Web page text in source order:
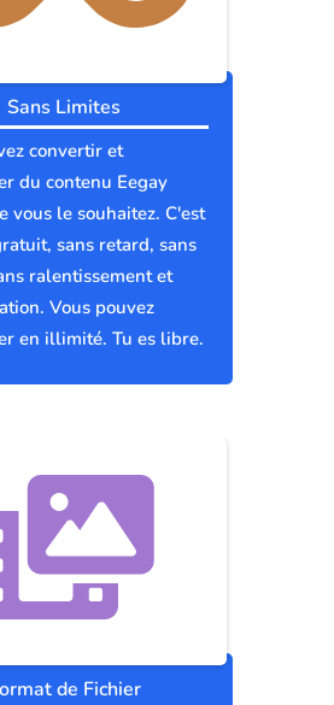
Sans Limites
convertir et
du contenu Eegay
vous le souhaitez. C'est
sans retard, sans
ralentissement et
Vous pouvez
en illimité. Tu es libre.
de Fichier